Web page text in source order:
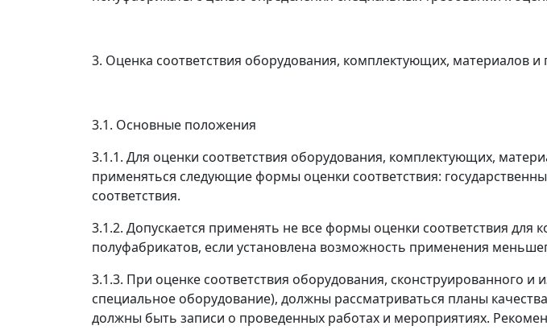
3. Оценка соответствия оборудования, комплектующих, материалов
3.1. Основные положения
3.1.1. Для оценки соответствия оборудования, комплектующих,
применяться следующие формы оценки соответствия:
соответствия.
3.1.2. Допускается применять не все формы оценки соответствия
полуфабрикатов, если установлена возможность применения
3.1.3. При оценке соответствия оборудования, сконструированного
специальное оборудование), должны рассматриваться планы
должны быть записи о проведенных работах и мероприятиях.